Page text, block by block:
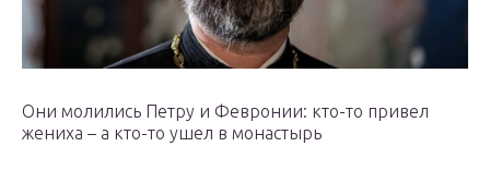
Они молились Петру и Февронии: кто-то привел
жениха – а кто-то ушел в монастырь